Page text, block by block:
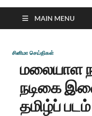
MAIN MENU
சினிமா செய்திகள்
மலையாள
நடிகை
தமிழ்ப்